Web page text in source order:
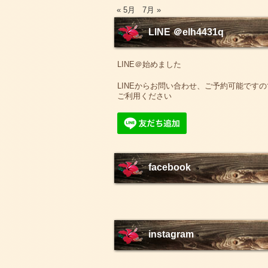
« 5月 7月 »
LINE ＠elh4431q
LINE＠始めました
LINEからお問い合わせ、ご予約可能です
ご利用ください
facebook
instagram